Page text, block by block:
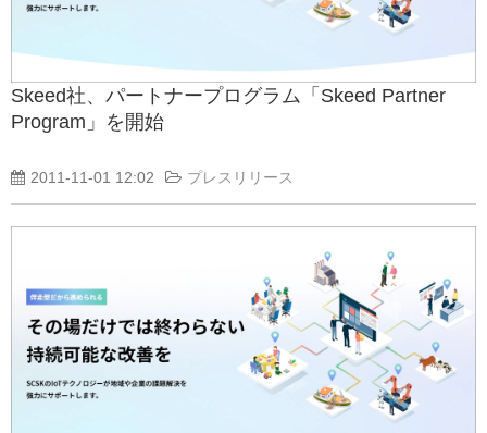
Skeed社、パートナープログラム「Skeed Partner
Program」を開始
2011-11-01 12:02 プレスリリース